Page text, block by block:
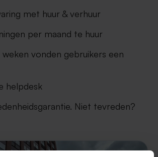
met huur & verhuur
per maand te huur
vonden gebruikers een
helpdesk
Niet tevreden?